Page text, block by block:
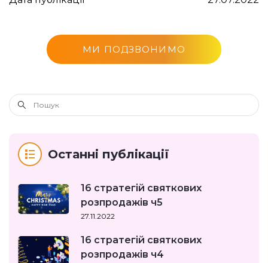
МИ ПОДЗВОНИМО
Останні публікації
16 стратегій святкових
розпродажів ч5
27.11.2022
16 стратегій святкових
розпродажів ч4